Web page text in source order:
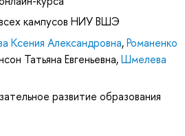
кампусов НИУ ВШЭ
Ксения Александровна,Романенко
Татьяна Евгеньевна,Шмелева
развитие образования